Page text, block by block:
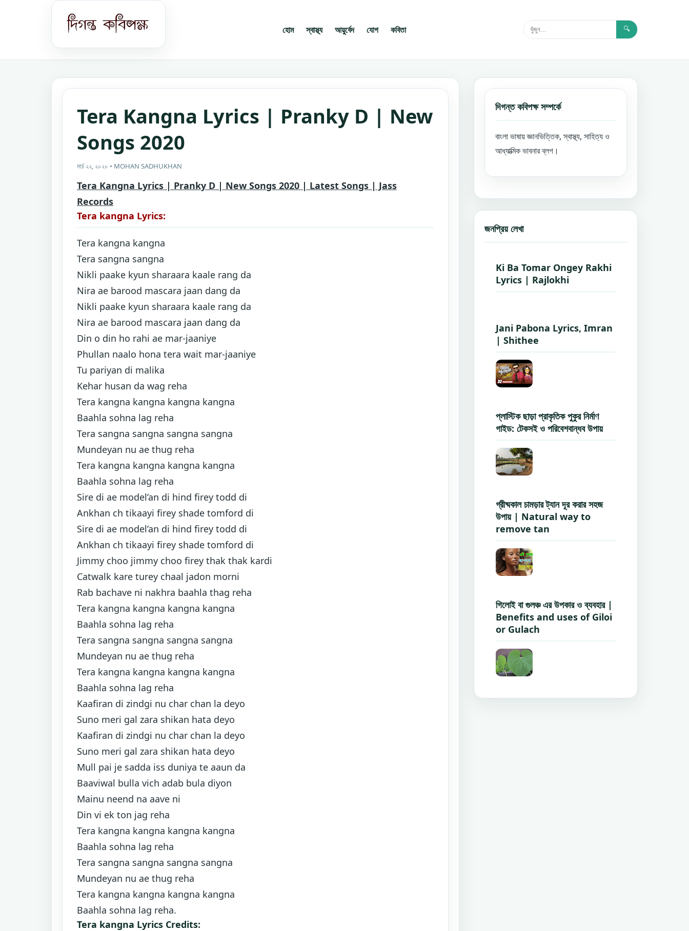
হোম স্বাস্থ্য আয়ুর্বেদ যোগ কবিতা 🔍
Tera Kangna Lyrics | Pranky D | New
Songs 2020
মার্চ ২২, ২০২০ • MOHAN SADHUKHAN
Tera Kangna Lyrics | Pranky D | New Songs 2020 | Latest Songs | Jass
Records
Tera kangna Lyrics:
Tera kangna kangna
Tera sangna sangna
Nikli paake kyun sharaara kaale rang da
Nira ae barood mascara jaan dang da
Nikli paake kyun sharaara kaale rang da
Nira ae barood mascara jaan dang da
Din o din ho rahi ae mar-jaaniye
Phullan naalo hona tera wait mar-jaaniye
Tu pariyan di malika
Kehar husan da wag reha
Tera kangna kangna kangna kangna
Baahla sohna lag reha
Tera sangna sangna sangna sangna
Mundeyan nu ae thug reha
Tera kangna kangna kangna kangna
Baahla sohna lag reha
Sire di ae model’an di hind firey todd di
Ankhan ch tikaayi firey shade tomford di
Sire di ae model’an di hind firey todd di
Ankhan ch tikaayi firey shade tomford di
Jimmy choo jimmy choo firey thak thak kardi
Catwalk kare turey chaal jadon morni
Rab bachave ni nakhra baahla thag reha
Tera kangna kangna kangna kangna
Baahla sohna lag reha
Tera sangna sangna sangna sangna
Mundeyan nu ae thug reha
Tera kangna kangna kangna kangna
Baahla sohna lag reha
Kaafiran di zindgi nu char chan la deyo
Suno meri gal zara shikan hata deyo
Kaafiran di zindgi nu char chan la deyo
Suno meri gal zara shikan hata deyo
Mull pai je sadda iss duniya te aaun da
Baaviwal bulla vich adab bula diyon
Mainu neend na aave ni
Din vi ek ton jag reha
Tera kangna kangna kangna kangna
Baahla sohna lag reha
Tera sangna sangna sangna sangna
Mundeyan nu ae thug reha
Tera kangna kangna kangna kangna
Baahla sohna lag reha.
Tera kangna Lyrics Credits:
দিগন্ত কবিপক্ষ সম্পর্কে
বাংলা ভাষায় জ্ঞানভিত্তিক, স্বাস্থ্য, সাহিত্য ও
আধ্যাত্মিক ভাবনার ব্লগ।
জনপ্রিয় লেখা
Ki Ba Tomar Ongey Rakhi
Lyrics | Rajlokhi
Jani Pabona Lyrics, Imran
| Shithee
প্লাস্টিক ছাড়া প্রাকৃতিক পুকুর নির্মাণ
গাইড: টেকসই ও পরিবেশবান্ধব উপায়
গ্রীষ্মকাল চামড়ার ট্যান দূর করার সহজ
উপায় | Natural way to
remove tan
গিলোই বা গুলঞ্চ এর উপকার ও ব্যবহার |
Benefits and uses of Giloi
or Gulach